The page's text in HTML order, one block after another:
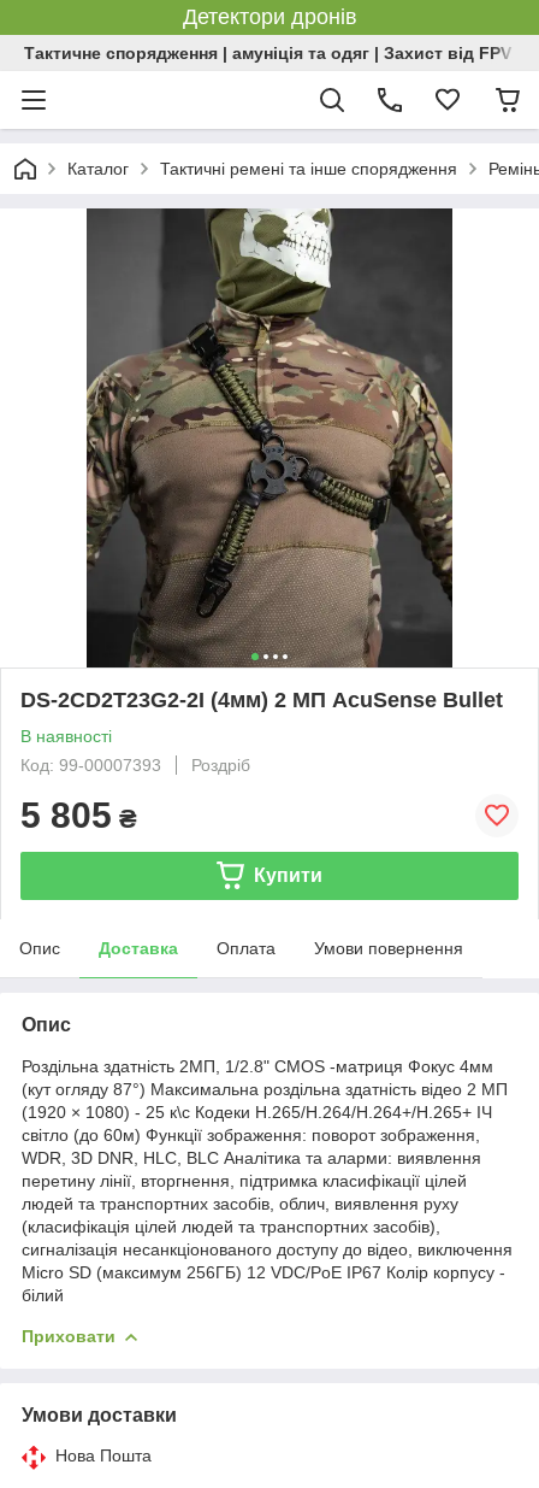
Детектори дронів
Тактичне спорядження | амуніція та одяг | Захист від FPV |
Каталог Тактичні ремені та інше спорядження
DS-2CD2T23G2-2I (4мм) 2 МП AcuSense Bullet
В наявності
Код: 99-00007393
Роздріб
5 805 ₴
Купити
Опис Доставка Оплата Умови повернення
Опис
Роздільна здатність 2МП, 1/2.8" CMOS -матриця Фокус 4мм
(кут огляду 87°) Максимальна роздільна здатність відео 2 МП
(1920 × 1080) - 25 к\с Кодеки H.265/H.264/H.264+/H.265+ ІЧ
світло (до 60м) Функції зображення: поворот зображення,
WDR, 3D DNR, HLC, BLC Аналітика та аларми: виявлення
перетину лінії, вторгнення, підтримка класифікації цілей
людей та транспортних засобів, облич, виявлення руху
(класифікація цілей людей та транспортних засобів),
сигналізація несанкціонованого доступу до відео, виключення
Micro SD (максимум 256ГБ) 12 VDC/PoE IP67 Колір корпусу -
білий
Приховати
Умови доставки
Нова Пошта